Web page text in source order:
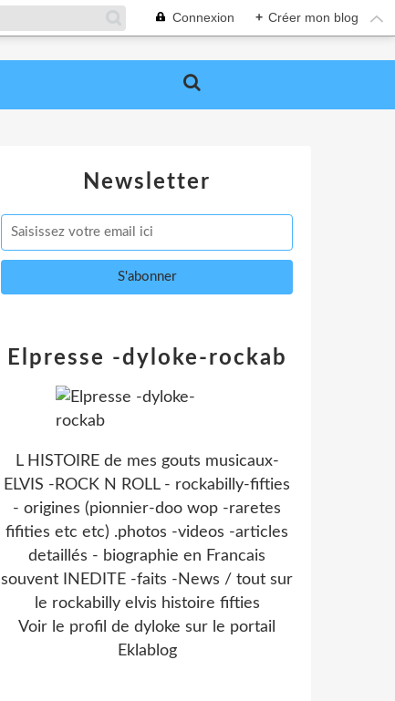
Connexion + Créer mon blog
Newsletter
Elpresse -dyloke-rockab
L HISTOIRE de mes gouts musicaux-
ELVIS -ROCK N ROLL - rockabilly-fifties
- origines (pionnier-doo wop -raretes
fifities etc etc) .photos -videos -articles
detaillés - biographie en Francais
souvent INEDITE -faits -News / tout sur
le rockabilly elvis histoire fifties
Voir le profil de dyloke sur le portail
Eklablog